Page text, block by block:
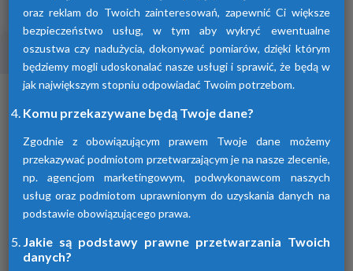
Osuszacze ziębnicze
To inaczej osuszacze kondensacyjne
osuszające powietrze poprzez jego
schłodzenie i wykroplenie kondensatu.
Urządzenia te spełniają wszelkie normy i
oczekiwania klientów.
oraz reklam do Twoich zainteresowań, zapewnić Ci większe
bezpieczeństwo usług, w tym aby wykryć ewentualne
oszustwa czy nadużycia, dokonywać pomiarów, dzięki którym
będziemy mogli udoskonalać nasze usługi i sprawić, że będą w
jak największym stopniu odpowiadać Twoim potrzebom.
Komu przekazywane będą Twoje dane?
Zgodnie z obowiązującym prawem Twoje dane możemy
przekazywać podmiotom przetwarzającym je na nasze zlecenie,
np. agencjom marketingowym, podwykonawcom naszych
usług oraz podmiotom uprawnionym do uzyskania danych na
podstawie obowiązującego prawa.
Jakie są podstawy prawne przetwarzania Twoich
danych?